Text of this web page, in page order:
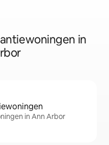
in
in Ann Arbor